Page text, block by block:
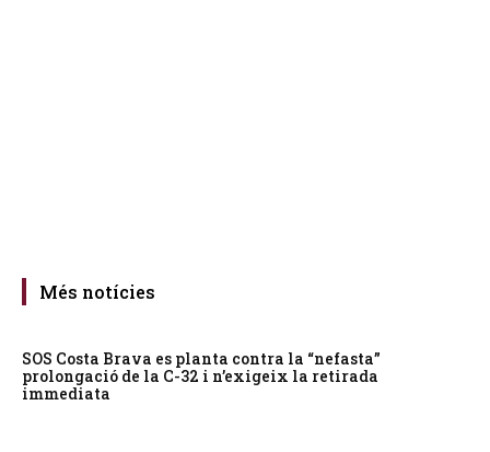
Més notícies
SOS Costa Brava es planta contra la “nefasta”
prolongació de la C-32 i n’exigeix la retirada
immediata